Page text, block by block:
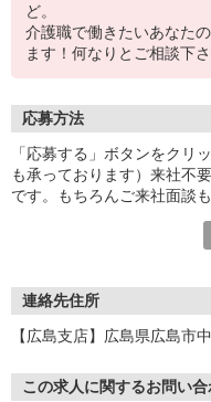
ど。
介護職で働きたいあなた
ます！何なりとご相談下さ
応募方法
「応募する」ボタンをクリ
も承っております）来社不
です。もちろんご来社面談
連絡先住所
【広島支店】広島県広島市
この求人に関するお問い